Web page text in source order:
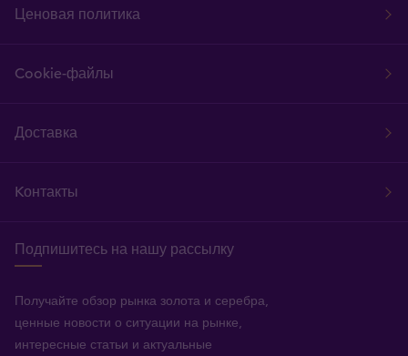
Ценовая политика
Cookie-файлы
Доставка
Kонтакты
Подпишитесь на нашу рассылку
Получайте обзор рынка золота и серебра,
ценные новости о ситуации на рынке,
интересные статьи и актуальные